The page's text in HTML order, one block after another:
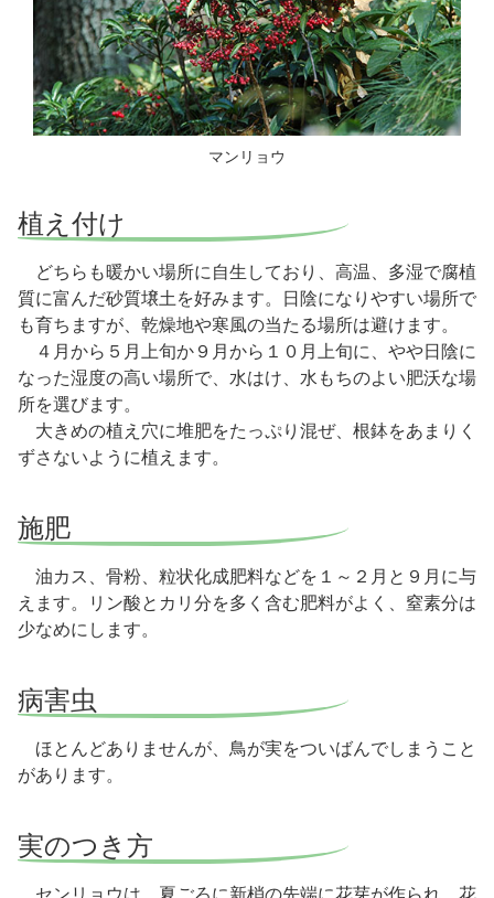
マンリョウ
植え付け
どちらも暖かい場所に自生しており、高温、多湿で腐植
質に富んだ砂質壌土を好みます。日陰になりやすい場所で
も育ちますが、乾燥地や寒風の当たる場所は避けます。
４月から５月上旬か９月から１０月上旬に、やや日陰に
なった湿度の高い場所で、水はけ、水もちのよい肥沃な場
所を選びます。
大きめの植え穴に堆肥をたっぷり混ぜ、根鉢をあまりく
ずさないように植えます。
施肥
油カス、骨粉、粒状化成肥料などを１～２月と９月に与
えます。リン酸とカリ分を多く含む肥料がよく、窒素分は
少なめにします。
病害虫
ほとんどありませんが、鳥が実をついばんでしまうこと
があります。
実のつき方
センリョウは、夏ごろに新梢の先端に花芽が作られ、花